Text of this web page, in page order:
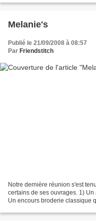
Melanie's
Publié le 21/09/2008 à 08:57
Par Friendstitch
Notre dernière réunion s'est
certains de ses ouvrages. 1)
Un encours broderie classique